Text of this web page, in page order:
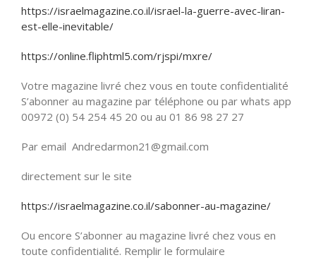
https://israelmagazine.co.il/israel-la-guerre-avec-liran-
est-elle-inevitable/
https://online.fliphtml5.com/rjspi/mxre/
Votre magazine livré chez vous en toute confidentialité
S’abonner au magazine par téléphone ou par whats app
00972 (0) 54 254 45 20 ou au 01 86 98 27 27
Par email Andredarmon21@gmail.com
directement sur le site
https://israelmagazine.co.il/sabonner-au-magazine/
Ou encore S’abonner au magazine livré chez vous en
toute confidentialité. Remplir le formulaire